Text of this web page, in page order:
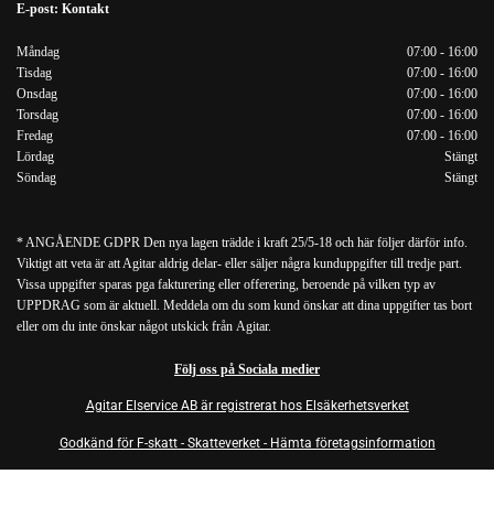
E-post: Kontakt
Måndag
07:00 - 16:00
Tisdag
07:00 - 16:00
Onsdag
07:00 - 16:00
Torsdag
07:00 - 16:00
Fredag
07:00 - 16:00
Lördag
Stängt
Söndag
Stängt
* ANGÅENDE GDPR Den nya lagen trädde i kraft 25/5-18 och här följer därför info.
Viktigt att veta är att Agitar aldrig delar- eller säljer några kunduppgifter till tredje part.
Vissa uppgifter sparas pga fakturering eller offerering, beroende på vilken typ av
UPPDRAG som är aktuell. Meddela om du som kund önskar att dina uppgifter tas bort
eller om du inte önskar något utskick från Agitar.
Följ oss på Sociala medier
Agitar Elservice AB är registrerat hos Elsäkerhetsverket
Godkänd för F-skatt - Skatteverket - Hämta företagsinformation